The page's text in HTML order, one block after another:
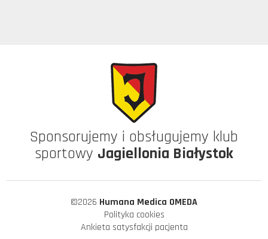
Sponsorujemy i obsługujemy klub
sportowy Jagiellonia Białystok
©2026 Humana Medica OMEDA
Polityka cookies
Ankieta satysfakcji pacjenta